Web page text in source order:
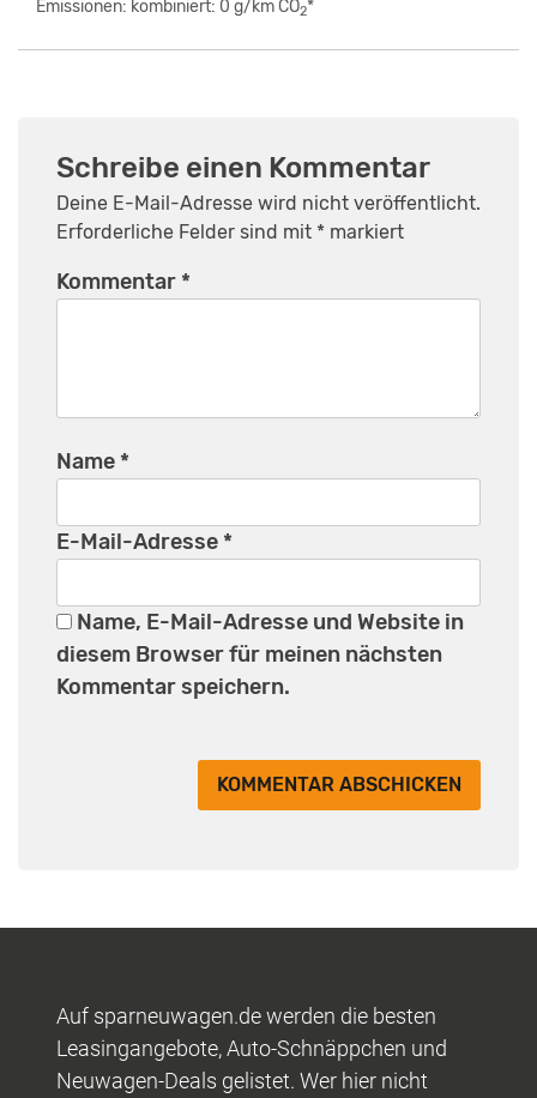
Emissionen: kombiniert: 0 g/km CO2*
Schreibe einen Kommentar
Deine E-Mail-Adresse wird nicht veröffentlicht.
Erforderliche Felder sind mit * markiert
Kommentar *
Name *
E-Mail-Adresse *
Name, E-Mail-Adresse und Website in
diesem Browser für meinen nächsten
Kommentar speichern.
Auf sparneuwagen.de werden die besten
Leasingangebote, Auto-Schnäppchen und
Neuwagen-Deals gelistet. Wer hier nicht